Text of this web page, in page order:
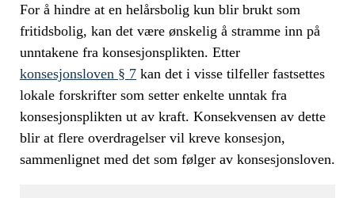
For å hindre at en helårsbolig kun blir brukt som
fritidsbolig, kan det være ønskelig å stramme inn på
unntakene fra konsesjonsplikten. Etter
konsesjonsloven § 7 kan det i visse tilfeller fastsettes
lokale forskrifter som setter enkelte unntak fra
konsesjonsplikten ut av kraft. Konsekvensen av dette
blir at flere overdragelser vil kreve konsesjon,
sammenlignet med det som følger av konsesjonsloven.